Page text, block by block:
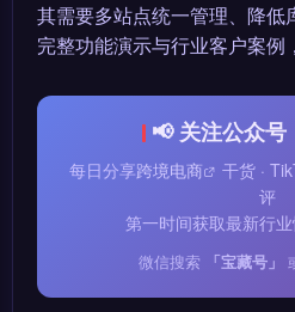
其需要多站点统一管理、降低
完整功能演示与行业客户案
📢 关注公众号
每日分享跨境电商
干货 ·
评
第一时间获取最新行
微信搜索 「宝藏号」